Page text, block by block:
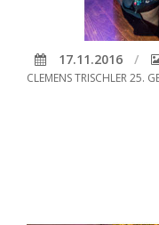
17.11.2016
CLEMENS TRISCHLER 25.